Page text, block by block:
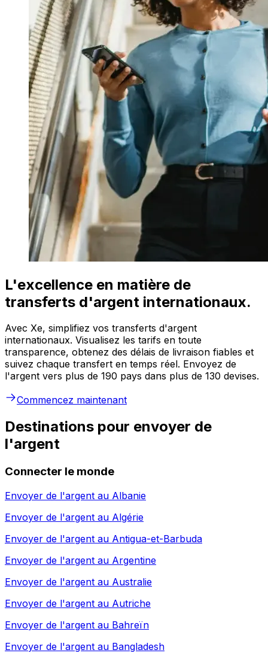
L'excellence en matière de
transferts d'argent internationaux.
Avec Xe, simplifiez vos transferts d'argent
internationaux. Visualisez les tarifs en toute
transparence, obtenez des délais de livraison fiables et
suivez chaque transfert en temps réel. Envoyez de
l'argent vers plus de 190 pays dans plus de 130 devises.
Commencez maintenant
Destinations pour envoyer de
l'argent
Connecter le monde
Envoyer de l'argent au Albanie
Envoyer de l'argent au Algérie
Envoyer de l'argent au Antigua-et-Barbuda
Envoyer de l'argent au Argentine
Envoyer de l'argent au Australie
Envoyer de l'argent au Autriche
Envoyer de l'argent au Bahreïn
Envoyer de l'argent au Bangladesh